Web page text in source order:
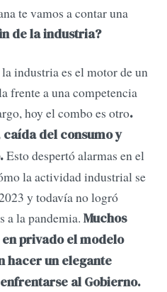
te vamos a contar una
de la industria?
industria es el motor de un
frente a una competencia
hoy el combo es otro.
del consumo y
Esto despertó alarmas en el
la actividad industrial se
y todavía no logró
a la pandemia. Muchos
privado el modelo
hacer un elegante
al Gobierno.